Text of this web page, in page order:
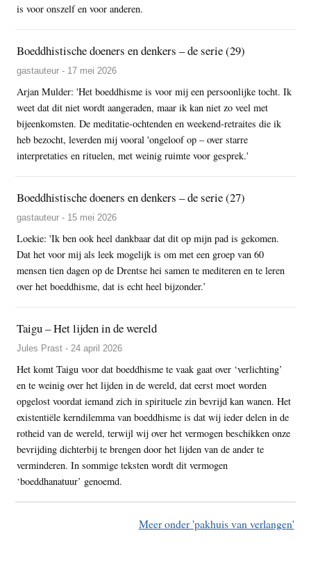
is voor onszelf en voor anderen.
Boeddhistische doeners en denkers – de serie (29)
gastauteur - 17 mei 2026
Arjan Mulder: 'Het boeddhisme is voor mij een persoonlijke tocht. Ik
weet dat dit niet wordt aangeraden, maar ik kan niet zo veel met
bijeenkomsten. De meditatie-ochtenden en weekend-retraites die ik
heb bezocht, leverden mij vooral 'ongeloof op – over starre
interpretaties en rituelen, met weinig ruimte voor gesprek.'
Boeddhistische doeners en denkers – de serie (27)
gastauteur - 15 mei 2026
Loekie: 'Ik ben ook heel dankbaar dat dit op mijn pad is gekomen.
Dat het voor mij als leek mogelijk is om met een groep van 60
mensen tien dagen op de Drentse hei samen te mediteren en te leren
over het boeddhisme, dat is echt heel bijzonder.’
Taigu – Het lijden in de wereld
Jules Prast - 24 april 2026
Het komt Taigu voor dat boeddhisme te vaak gaat over ‘verlichting’
en te weinig over het lijden in de wereld, dat eerst moet worden
opgelost voordat iemand zich in spirituele zin bevrijd kan wanen. Het
existentiële kerndilemma van boeddhisme is dat wij ieder delen in de
rotheid van de wereld, terwijl wij over het vermogen beschikken onze
bevrijding dichterbij te brengen door het lijden van de ander te
verminderen. In sommige teksten wordt dit vermogen
‘boeddhanatuur’ genoemd.
Meer onder 'pakhuis van verlangen'